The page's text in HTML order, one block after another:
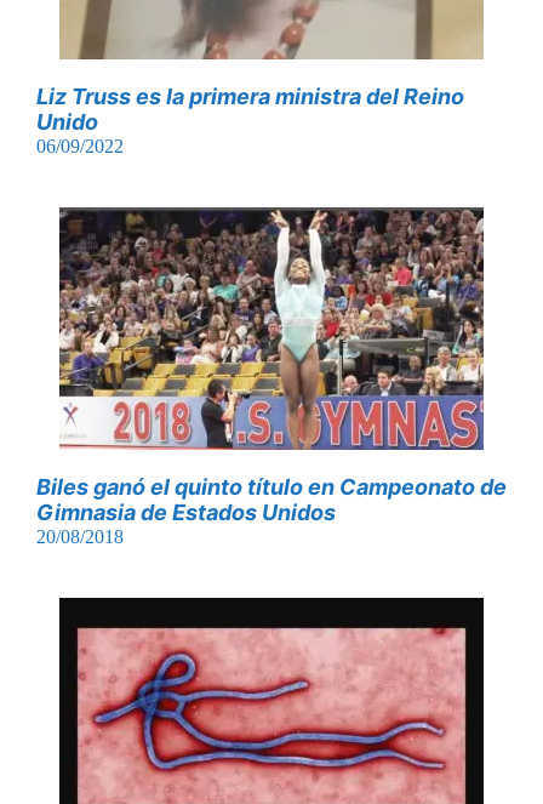
Liz Truss es la primera ministra del Reino
Unido
06/09/2022
Biles ganó el quinto título en Campeonato de
Gimnasia de Estados Unidos
20/08/2018